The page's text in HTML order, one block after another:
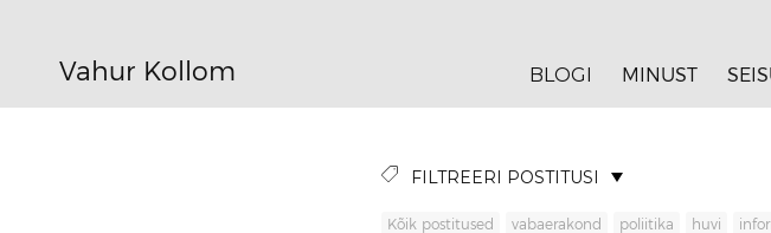
Vahur Kollom BLOGI MINUST
FILTREERI POSTITUSI
Kõik postitused vabaerakond poliitika huvi